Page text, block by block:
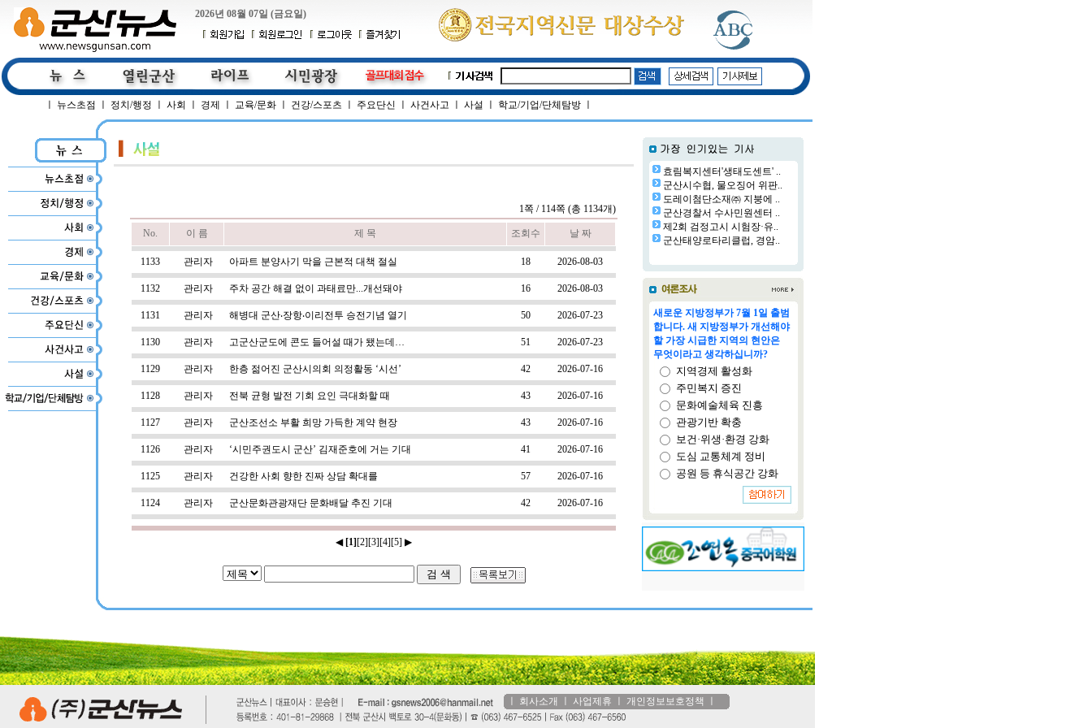
2026년 08월 07일 (금요일)
뉴스초점 정치/행정 사회 경제 교육/문화 건강/스포츠 주요단신 사건사고 사설 학교/기업/단체탐방
1쪽 / 114쪽 (총 1134개)
No. 이 름 제 목 조회수 날 짜
1133 관리자 아파트 분양사기 막을 근본적 대책 절실 18 2026-08-03
1132 관리자 주차 공간 해결 없이 과태료만...개선돼야 16 2026-08-03
1131 관리자 해병대 군산‧장항‧이리전투 승전기념 열기 50 2026-07-23
1130 관리자 고군산군도에 콘도 들어설 때가 됐는데… 51 2026-07-23
1129 관리자 한층 젊어진 군산시의회 의정활동 ‘시선’ 42 2026-07-16
1128 관리자 전북 균형 발전 기회 요인 극대화할 때 43 2026-07-16
1127 관리자 군산조선소 부활 희망 가득한 계약 현장 43 2026-07-16
1126 관리자 ‘시민주권도시 군산’ 김재준호에 거는 기대 41 2026-07-16
1125 관리자 건강한 사회 향한 진짜 상담 확대를 57 2026-07-16
1124 관리자 군산문화관광재단 문화배달 추진 기대 42 2026-07-16
◀ [1] [2][3][4][5] ▶
효림복지센터'생태도센트' ..
군산시수협, 물오징어 위판..
도레이첨단소재㈜ 지붕에 ..
군산경찰서 수사민원센터 ..
제2회 검정고시 시험장·유..
군산태양로타리클럽, 경암..
새로운 지방정부가 7월 1일 출범
합니다. 새 지방정부가 개선해야
할 가장 시급한 지역의 현안은
무엇이라고 생각하십니까?
지역경제 활성화
주민복지 증진
문화예술체육 진흥
관광기반 확충
보건·위생·환경 강화
도심 교통체계 정비
공원 등 휴식공간 강화
회사소개 사업제휴 개인정보보호정책